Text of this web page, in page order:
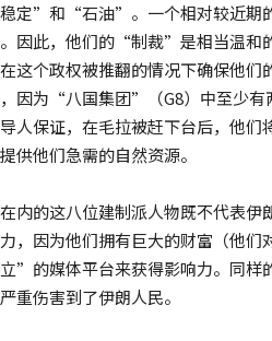
定”和“石油”。一个相对较近期
因此，他们的“制裁”是相当温和
这个政权被推翻的情况下确保他
因为“八国集团”（G8）中至少有
人保证，在毛拉被赶下台后，他
供他们急需的自然资源。
内的这八位建制派人物既不代表伊
，因为他们拥有巨大的财富（他
”的媒体平台来获得影响力。同样
重伤害到了伊朗人民。